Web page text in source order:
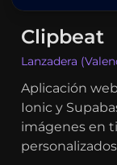
Clipbeat
Lanzadera
Aplicación
Ionic y
imágenes en